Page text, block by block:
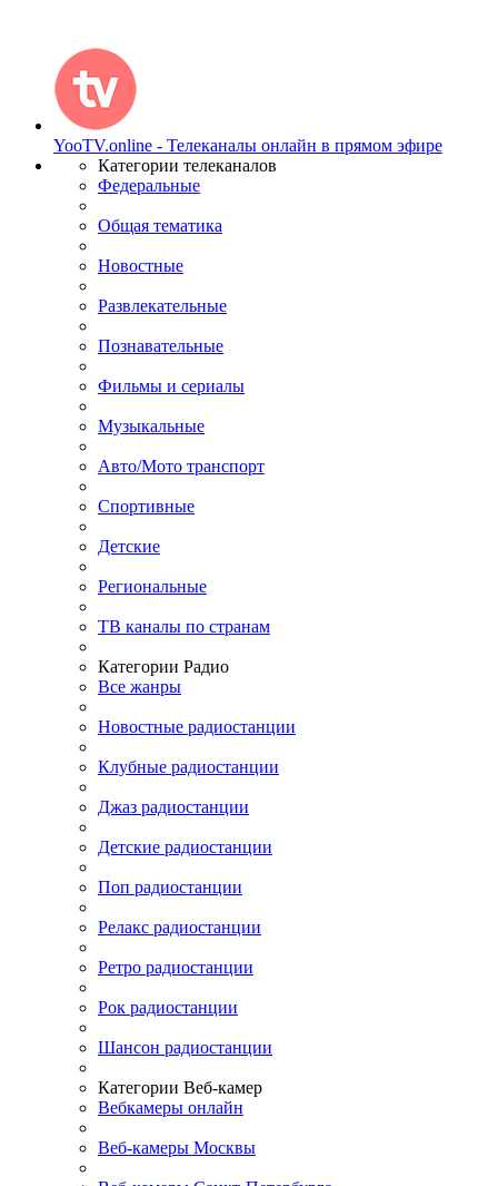
YooTV.online - Телеканалы онлайн в прямом эфире
Категории телеканалов
Федеральные
Общая тематика
Новостные
Развлекательные
Познавательные
Фильмы и сериалы
Музыкальные
Авто/Мото транспорт
Спортивные
Детские
Региональные
ТВ каналы по странам
Категории Радио
Все жанры
Новостные радиостанции
Клубные радиостанции
Джаз радиостанции
Детские радиостанции
Поп радиостанции
Релакс радиостанции
Ретро радиостанции
Рок радиостанции
Шансон радиостанции
Категории Веб-камер
Вебкамеры онлайн
Веб-камеры Москвы